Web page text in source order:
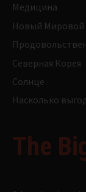
Медицина
Новый Мировой
Северная Корея
Солнце
Насколько
The